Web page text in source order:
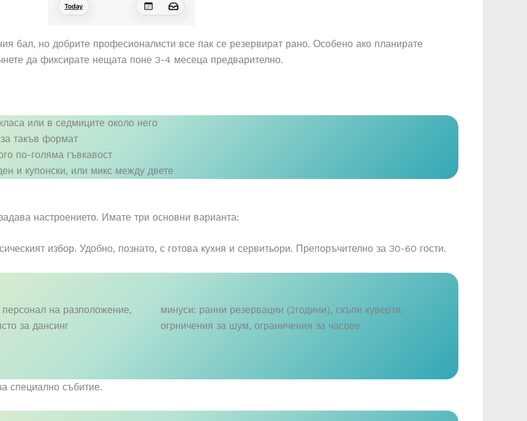
бал, но добрите професионалисти все пак се резервират рано. Особено ако планирате
да фиксирате нещата поне 3-4 месеца предварително.
или в седмиците около него
такъв формат
по-голяма гъвкавост
и купонски, или микс между двете
настроението. Имате три основни варианта:
избор. Удобно, познато, с готова кухня и сервитьори. Препоръчително за 30-60 гости.
на разположение,
за дансинг
минуси: ранни резервации (2години), скъпи куверти,
огрничения за шум, ограничения за часове
специално събитие.